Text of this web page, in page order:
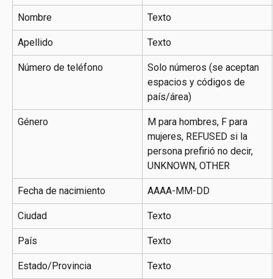
Nombre Texto
Apellido Texto
Número de teléfono
Solo números (se aceptan
espacios y códigos de
país/área)
Género
M para hombres, F para
mujeres, REFUSED si la
persona prefirió no decir,
UNKNOWN, OTHER
Fecha de nacimiento AAAA-MM-DD
Ciudad Texto
País Texto
Estado/Provincia Texto